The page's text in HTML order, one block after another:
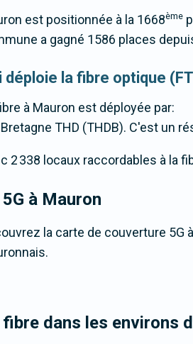
est positionnée à la 1668ème
a gagné 1586 places
déploie la fibre optique
à Mauron est déployée par:
Bretagne THD (THDB). C'est un
2 338 locaux raccordables à la
à Mauron
la carte de couverture 5G
fibre dans les environs